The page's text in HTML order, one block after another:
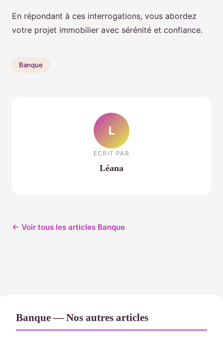
En répondant à ces interrogations, vous abordez
votre projet immobilier avec sérénité et confiance.
Banque
L
ECRIT PAR
Léana
← Voir tous les articles Banque
Banque — Nos autres articles